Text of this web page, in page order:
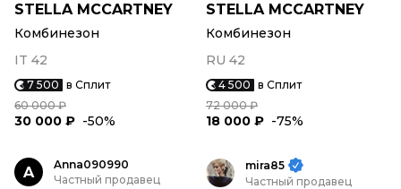
STELLA MCCARTNEY
Комбинезон
IT 42
7 500 в Сплит
60 000 ₽
30 000 ₽ -50%
STELLA MCCARTNEY
Комбинезон
RU 42
4 500 в Сплит
72 000 ₽
18 000 ₽ -75%
A
Anna090990
Частный продавец
mira85
Частный продавец